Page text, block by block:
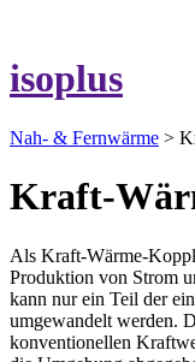
isoplus
Nah- & Fernwärme >
Kraft-
Als Kraft-Wärme-
Produktion von Strom
kann nur ein Teil der
umgewandelt werden.
konventionellen